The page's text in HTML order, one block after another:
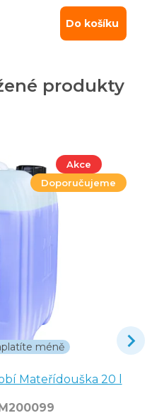
Do košíku
produkty
Akce
Doporučujeme
méně
Mateřídouška 20 l